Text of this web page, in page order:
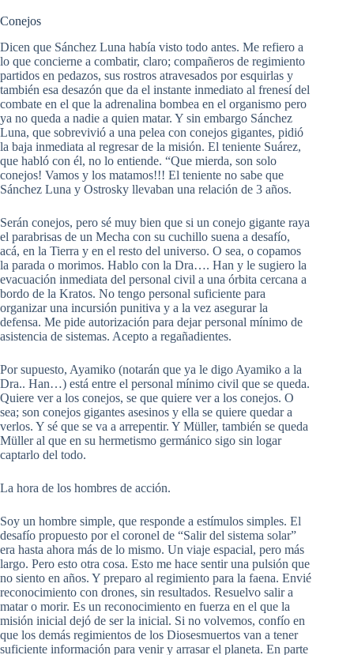
Conejos
Dicen que Sánchez Luna había visto todo antes. Me refiero a
lo que concierne a combatir, claro; compañeros de regimiento
partidos en pedazos, sus rostros atravesados por esquirlas y
también esa desazón que da el instante inmediato al frenesí del
combate en el que la adrenalina bombea en el organismo pero
ya no queda a nadie a quien matar. Y sin embargo Sánchez
Luna, que sobrevivió a una pelea con conejos gigantes, pidió
la baja inmediata al regresar de la misión. El teniente Suárez,
que habló con él, no lo entiende. “Que mierda, son solo
conejos! Vamos y los matamos!!! El teniente no sabe que
Sánchez Luna y Ostrosky llevaban una relación de 3 años.
Serán conejos, pero sé muy bien que si un conejo gigante raya
el parabrisas de un Mecha con su cuchillo suena a desafío,
acá, en la Tierra y en el resto del universo. O sea, o copamos
la parada o morimos. Hablo con la Dra…. Han y le sugiero la
evacuación inmediata del personal civil a una órbita cercana a
bordo de la Kratos. No tengo personal suficiente para
organizar una incursión punitiva y a la vez asegurar la
defensa. Me pide autorización para dejar personal mínimo de
asistencia de sistemas. Acepto a regañadientes.
Por supuesto, Ayamiko (notarán que ya le digo Ayamiko a la
Dra.. Han…) está entre el personal mínimo civil que se queda.
Quiere ver a los conejos, se que quiere ver a los conejos. O
sea; son conejos gigantes asesinos y ella se quiere quedar a
verlos. Y sé que se va a arrepentir. Y Müller, también se queda
Müller al que en su hermetismo germánico sigo sin logar
captarlo del todo.
La hora de los hombres de acción.
Soy un hombre simple, que responde a estímulos simples. El
desafío propuesto por el coronel de “Salir del sistema solar”
era hasta ahora más de lo mismo. Un viaje espacial, pero más
largo. Pero esto otra cosa. Esto me hace sentir una pulsión que
no siento en años. Y preparo al regimiento para la faena. Envié
reconocimiento con drones, sin resultados. Resuelvo salir a
matar o morir. Es un reconocimiento en fuerza en el que la
misión inicial dejó de ser la inicial. Si no volvemos, confío en
que los demás regimientos de los Diosesmuertos van a tener
suficiente información para venir y arrasar el planeta. En parte